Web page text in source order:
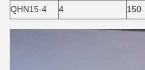
QHN15-4
4 150